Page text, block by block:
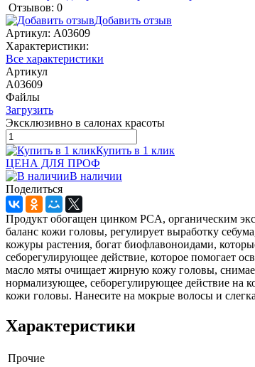
Отзывов: 0
Добавить отзыв
Артикул: A03609
Характеристики:
Все характеристики
Артикул
A03609
Файлы
Загрузить
Эксклюзивно в салонах красоты
Купить в 1 клик
ЦЕНА ДЛЯ ПРОФ
В наличии
Поделиться
Продукт обогащен цинком PCA, органическим
баланс кожи головы, регулирует выработку
кожуры растения, богат биофлавоноидами,
себорегулирующее действие, которое помогает
масло мяты очищает жирную кожу головы,
нормализующее, себорегулирующее действие на
кожи головы. Нанесите на мокрые волосы и
Характеристики
Прочие